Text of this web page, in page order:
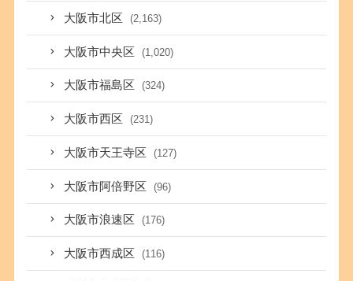
大阪市北区 (2,163)
大阪市中央区 (1,020)
大阪市福島区 (324)
大阪市西区 (231)
大阪市天王寺区 (127)
大阪市阿倍野区 (96)
大阪市浪速区 (176)
大阪市西成区 (116)